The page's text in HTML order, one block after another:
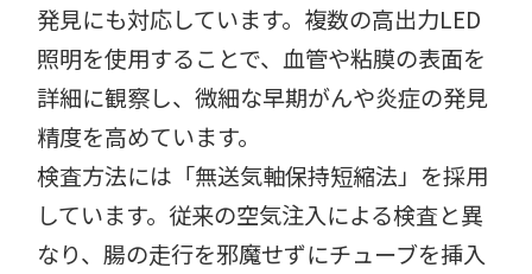
発見にも対応しています。複数の高出力LED
照明を使用することで、血管や粘膜の表面を
詳細に観察し、微細な早期がんや炎症の発見
精度を高めています。
検査方法には「無送気軸保持短縮法」を採用
しています。従来の空気注入による検査と異
なり、腸の走行を邪魔せずにチューブを挿入